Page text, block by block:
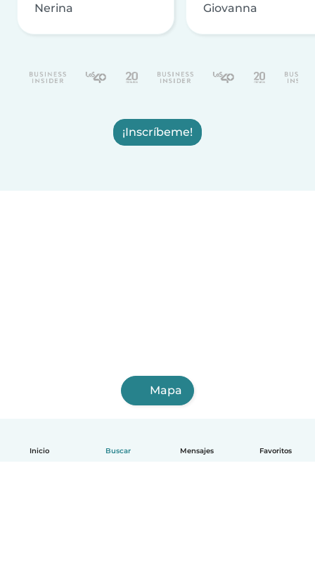
Inicio Buscar Mensajes Favoritos
Nerina Giovanna
¡Inscríbeme!
Mapa